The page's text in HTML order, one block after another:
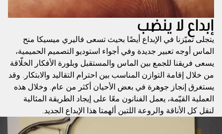
إبداع لا ينضب
يتجلى تميّزنا في الإبداع أيضًا بحيث تسعى فاليري ميسيكا منح
الماس أوجه تعبير جديدة وفي أجواء استوديو التصميم الحميمية،
يسعى فريقنا للجمع بين الماس والمستقبل وبلورة الأفكار الخلّاقة
من خلال إقامة التوازن المناسب بين احترام التقاليد والابتكار. وقد
يستغرق إنجاز جوهرة في بعض الأحيان أكثر من عام. وخلال هذه
العملية القيّمة، يعمل الفنانون معًا على إيجاد الطريقة المثالية
لنقل كل الأناقة والروعة اللتين ألهمتا هذا الإبداع الجديد.